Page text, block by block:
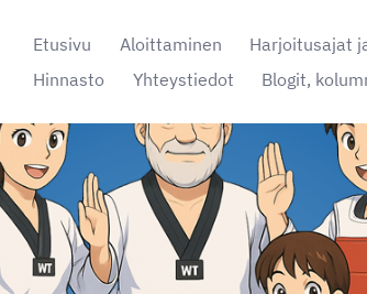
Etusivu Aloittaminen Harjoitusajat
Hinnasto
Yhteystiedot Blogit,